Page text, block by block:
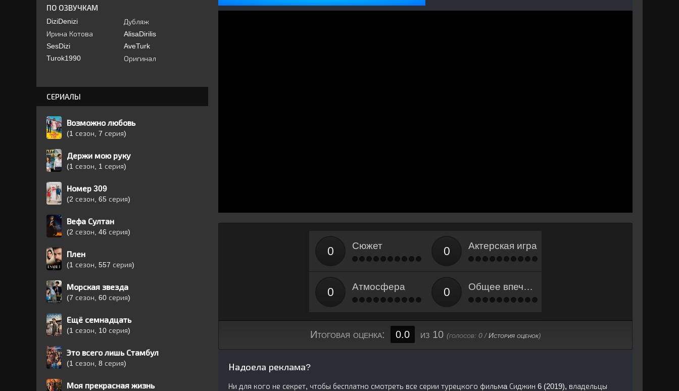
Сюжет Актерская игра
Атмосфера Общее впечатление
Итоговая оценка: 0.0 из 10 (голосов: 0/История оценок)
Надоела реклама?
Ни для кого не секрет, чтобы бесплатно смотреть все серии турецкого фильмa Сиджин 6 (2019), владельцы
ПО ОЗВУЧКАМ
DiziDenizi
Ирина Котова
SesDizi
Turok1990
Дубляж
AlisaDirilis
AveTurk
Оригинал
СЕРИАЛЫ
Возможно любовь
(1 сезон, 7 серия)
Держи мою руку
(1 сезон, 1 серия)
Номер 309
(2 сезон, 65 серия)
Вефа Султан
(2 сезон, 46 серия)
Плен
(1 сезон, 557 серия)
Морская звезда
(7 сезон, 60 серия)
Ещё семнадцать
(1 сезон, 10 серия)
Это всего лишь Стамбул
(1 сезон, 8 серия)
Моя прекрасная жизнь